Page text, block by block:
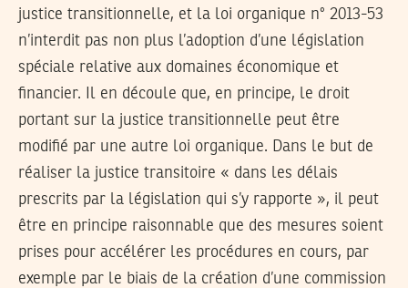
justice transitionnelle, et la loi organique n° 2013-53
n’interdit pas non plus l’adoption d’une législation
spéciale relative aux domaines économique et
financier. Il en découle que, en principe, le droit
portant sur la justice transitionnelle peut être
modifié par une autre loi organique. Dans le but de
réaliser la justice transitoire « dans les délais
prescrits par la législation qui s’y rapporte », il peut
être en principe raisonnable que des mesures soient
prises pour accélérer les procédures en cours, par
exemple par le biais de la création d’une commission